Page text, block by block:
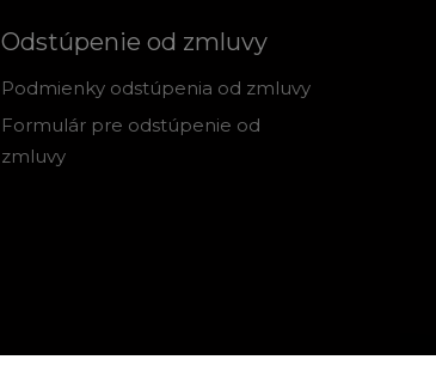
Odstúpenie od zmluvy
Podmienky odstúpenia od zmluvy
Formulár pre odstúpenie od
zmluvy